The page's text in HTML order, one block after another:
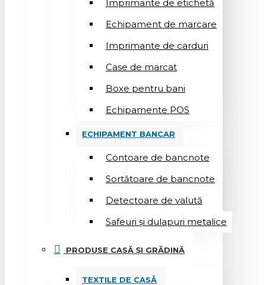
Imprimante de etichetă
Echipament de marcare
Imprimante de carduri
Case de marcat
Boxe pentru bani
Echipamente POS
ECHIPAMENT BANCAR
Contoare de bancnote
Sortătoare de bancnote
Detectoare de valută
Safeuri și dulapuri metalice
PRODUSE CASĂ ȘI GRĂDINĂ
TEXTILE DE CASĂ